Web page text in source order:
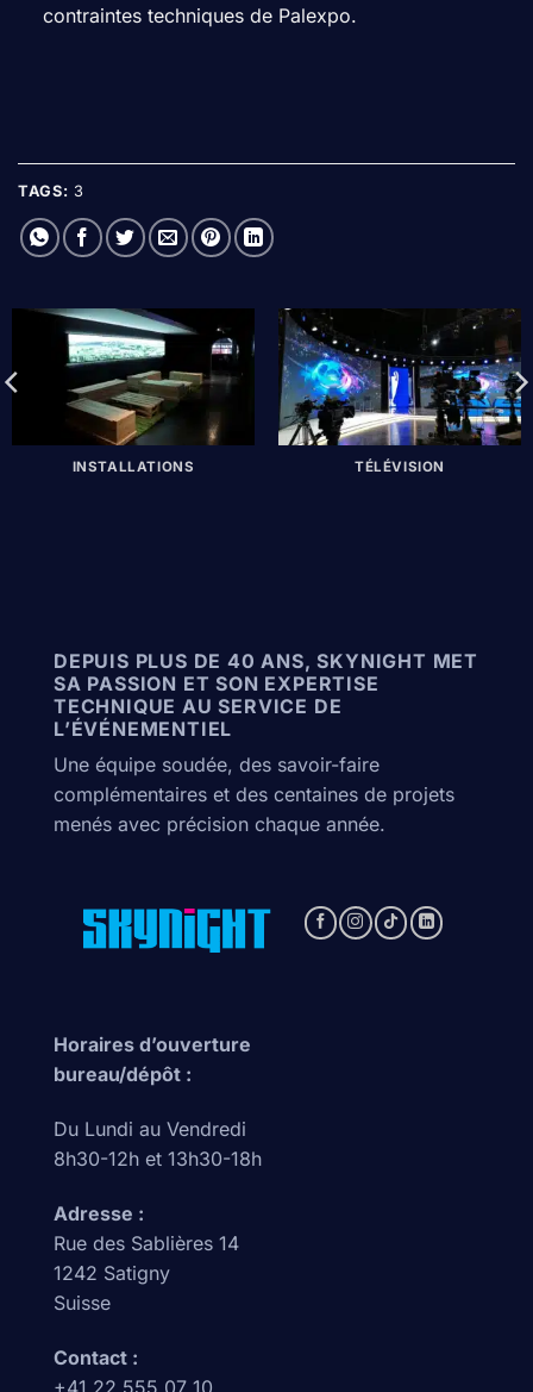
contraintes techniques de Palexpo.
TAGS: 3
INSTALLATIONS TÉLÉVISION
DEPUIS PLUS DE 40 ANS, SKYNIGHT MET
SA PASSION ET SON EXPERTISE
TECHNIQUE AU SERVICE DE
L’ÉVÉNEMENTIEL
Une équipe soudée, des savoir-faire
complémentaires et des centaines de projets
menés avec précision chaque année.
Horaires d’ouverture
bureau/dépôt :
Du Lundi au Vendredi
8h30-12h et 13h30-18h
Adresse :
Rue des Sablières 14
1242 Satigny
Suisse
Contact :
+41 22 555 07 10